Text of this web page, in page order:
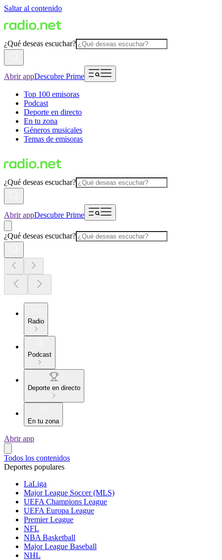
Saltar al contenido
¿Qué deseas escuchar?
Abrir appDescubre Prime
Top 100 emisoras
Podcast
Deporte en directo
En tu zona
Géneros musicales
Temas de emisoras
¿Qué deseas escuchar?
Abrir appDescubre Prime
¿Qué deseas escuchar?
Radio
Podcast
Deporte en directo
En tu zona
Abrir app
Todos los contenidos
Deportes populares
LaLiga
Major League Soccer (MLS)
UEFA Champions League
UEFA Europa League
Premier League
NFL
NBA Basketball
Major League Baseball
NHL